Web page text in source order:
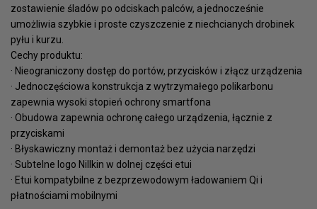
zostawienie śladów po odciskach palców, a jednocześnie
umożliwia szybkie i proste czyszczenie z niechcianych drobinek
pyłu i kurzu.
Cechy produktu:
· Nieograniczony dostęp do portów, przycisków i złącz urządzenia
· Jednoczęściowa konstrukcja z wytrzymałego polikarbonu
zapewnia wysoki stopień ochrony smartfona
· Obudowa zapewnia ochronę całego urządzenia, łącznie z
przyciskami
· Błyskawiczny montaż i demontaż bez użycia narzędzi
· Subtelne logo Nillkin w dolnej części etui
· Etui kompatybilne z bezprzewodowym ładowaniem Qi i
płatnościami mobilnymi